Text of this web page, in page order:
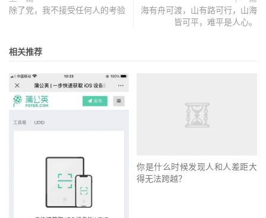
除了党，我不接受任何人的考验
海有舟可渡，山有路可行，山海
皆可平，难平是人心。
相关推荐
你是什么时候发现人和人差距大
得无法跨越？